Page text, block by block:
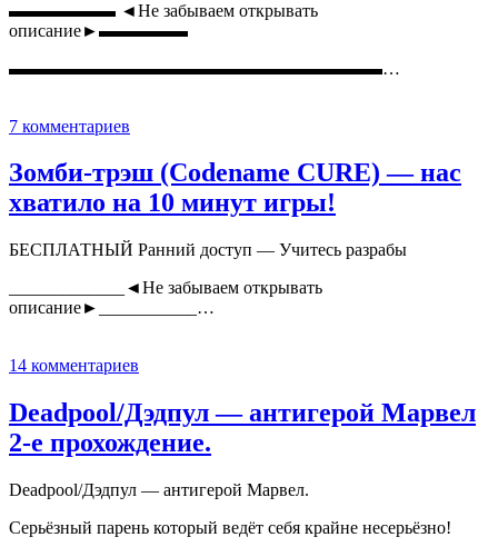
▬▬▬▬▬▬ ◄Не забываем открывать
описание►▬▬▬▬▬
▬▬▬▬▬▬▬▬▬▬▬▬▬▬▬▬▬▬▬▬▬…
7 комментариев
Зомби-трэш (Codename CURE) — нас
хватило на 10 минут игры!
БЕСПЛАТНЫЙ Ранний доступ — Учитесь разрабы
_____________◄Не забываем открывать
описание►___________…
14 комментариев
Deadpool/Дэдпул — антигерой Марвел
2-е прохождение.
Deadpool/Дэдпул — антигерой Марвел.
Серьёзный парень который ведёт себя крайне несерьёзно!